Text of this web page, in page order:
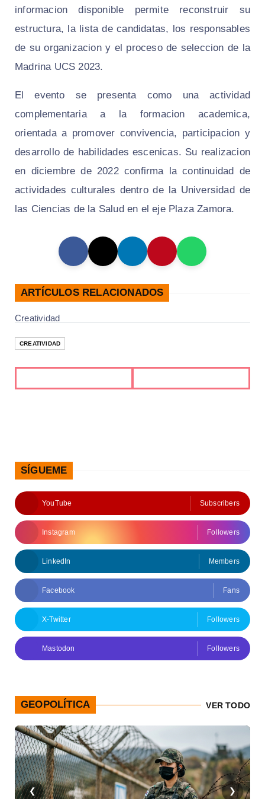
informacion disponible permite reconstruir su
estructura, la lista de candidatas, los responsables
de su organizacion y el proceso de seleccion de la
Madrina UCS 2023.
El evento se presenta como una actividad
complementaria a la formacion academica,
orientada a promover convivencia, participacion y
desarrollo de habilidades escenicas. Su realizacion
en diciembre de 2022 confirma la continuidad de
actividades culturales dentro de la Universidad de
las Ciencias de la Salud en el eje Plaza Zamora.
ARTÍCULOS RELACIONADOS
Creatividad
CREATIVIDAD
SÍGUEME
YouTube Subscribers
Instagram Followers
LinkedIn Members
Facebook Fans
X-Twitter Followers
Mastodon Followers
GEOPOLÍTICA VER TODO
❮ ❯